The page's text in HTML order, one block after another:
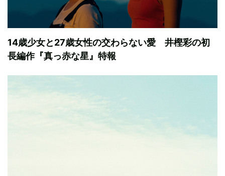
14歳少女と27歳女性の交わらない愛 井樫彩の初
長編作『真っ赤な星』特報